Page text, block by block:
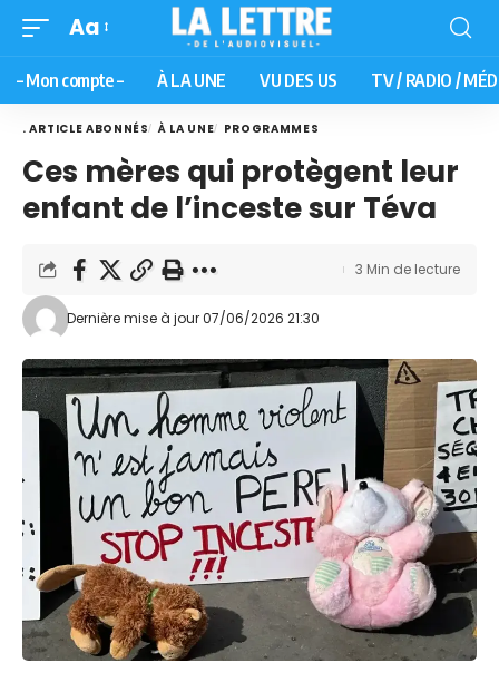
Aa
– Mon compte – À LA UNE VU DES US TV / RADIO /
. ARTICLE ABONNÉS À LA UNE PROGRAMMES
Ces mères qui protègent leur
enfant de l’inceste sur Téva
Dernière mise à jour 07/06/2026 21:30
3 Min de lecture